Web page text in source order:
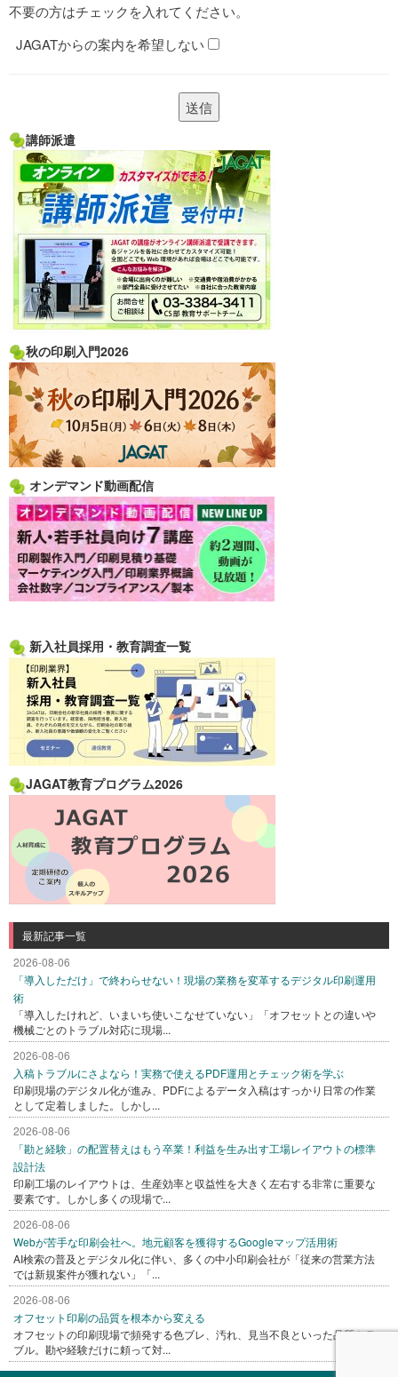
不要の方はチェックを入れてください。
JAGATからの案内を希望しない
講師派遣
秋の印刷入門2026
オンデマンド動画配信
新入社員採用・教育調査一覧
JAGAT教育プログラム2026
最新記事一覧
2026-08-06
「導入しただけ」で終わらせない！現場の業務を変革するデジタル印刷運用
術
「導入したけれど、いまいち使いこなせていない」「オフセットとの違いや
機械ごとのトラブル対応に現場...
2026-08-06
入稿トラブルにさよなら！実務で使えるPDF運用とチェック術を学ぶ
印刷現場のデジタル化が進み、PDFによるデータ入稿はすっかり日常の作業
として定着しました。しかし...
2026-08-06
「勘と経験」の配置替えはもう卒業！利益を生み出す工場レイアウトの標準
設計法
印刷工場のレイアウトは、生産効率と収益性を大きく左右する非常に重要な
要素です。しかし多くの現場で...
2026-08-06
Webが苦手な印刷会社へ。地元顧客を獲得するGoogleマップ活用術
AI検索の普及とデジタル化に伴い、多くの中小印刷会社が「従来の営業方法
では新規案件が獲れない」「...
2026-08-06
オフセット印刷の品質を根本から変える
オフセットの印刷現場で頻発する色ブレ、汚れ、見当不良といった品質トラ
ブル。勘や経験だけに頼って対...